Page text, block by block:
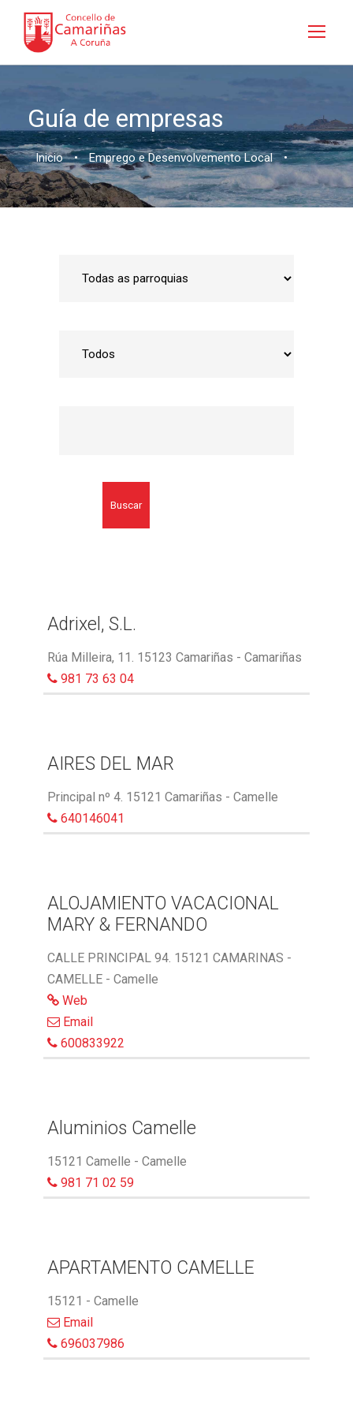
Guía de empresas
Inicio • Emprego e Desenvolvemento Local •
Buscar
Adrixel, S.L.
Rúa Milleira, 11. 15123 Camariñas - Camariñas
981 73 63 04
AIRES DEL MAR
Principal nº 4. 15121 Camariñas - Camelle
640146041
ALOJAMIENTO VACACIONAL
MARY & FERNANDO
CALLE PRINCIPAL 94. 15121 CAMARINAS -
CAMELLE - Camelle
Web
Email
600833922
Aluminios Camelle
15121 Camelle - Camelle
981 71 02 59
APARTAMENTO CAMELLE
15121 - Camelle
Email
696037986